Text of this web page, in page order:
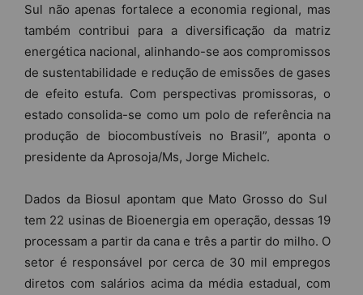
Sul não apenas fortalece a economia regional, mas
também contribui para a diversificação da matriz
energética nacional, alinhando-se aos compromissos
de sustentabilidade e redução de emissões de gases
de efeito estufa. Com perspectivas promissoras, o
estado consolida-se como um polo de referência na
produção de biocombustíveis no Brasil”, aponta o
presidente da Aprosoja/Ms, Jorge Michelc.
Dados da Biosul apontam que Mato Grosso do Sul
tem 22 usinas de Bioenergia em operação, dessas 19
processam a partir da cana e três a partir do milho. O
setor é responsável por cerca de 30 mil empregos
diretos com salários acima da média estadual, com